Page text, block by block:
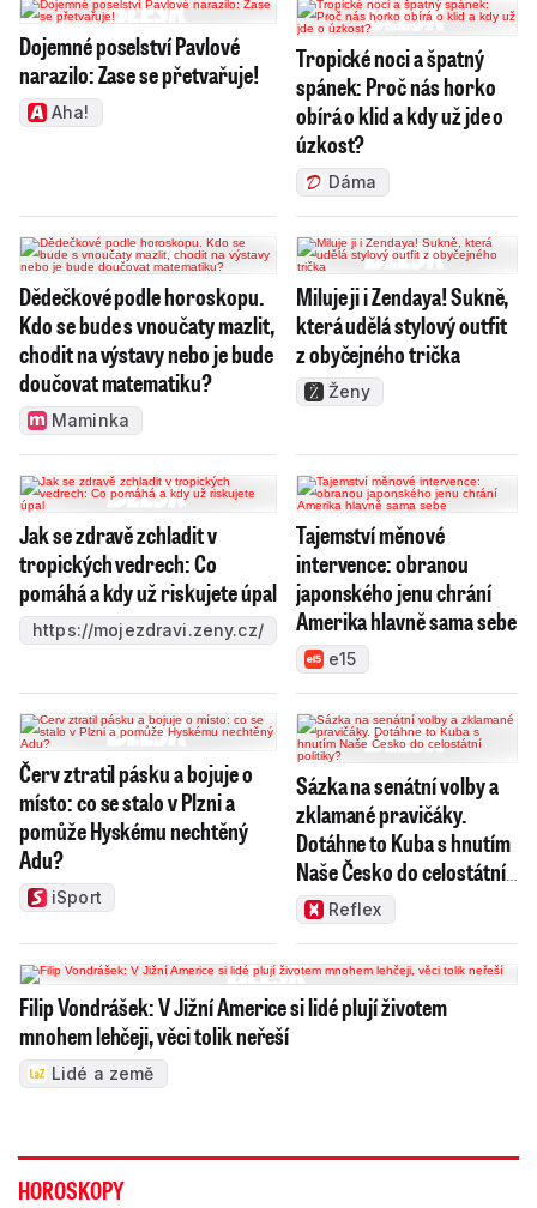
Dojemné poselství Pavlové
narazilo: Zase se přetvařuje!
Aha!
Tropické noci a špatný
spánek: Proč nás horko
obírá o klid a kdy už jde o
úzkost?
Dáma
Dědečkové podle horoskopu.
Kdo se bude s vnoučaty mazlit,
chodit na výstavy nebo je bude
doučovat matematiku?
Maminka
Miluje ji i Zendaya! Sukně,
která udělá stylový outfit
z obyčejného trička
Ženy
Jak se zdravě zchladit v
tropických vedrech: Co
pomáhá a kdy už riskujete úpal
https://mojezdravi.zeny.cz/
Tajemství měnové
intervence: obranou
japonského jenu chrání
Amerika hlavně sama sebe
e15
Červ ztratil pásku a bojuje o
místo: co se stalo v Plzni a
pomůže Hyskému nechtěný
Adu?
iSport
Sázka na senátní volby a
zklamané pravičáky.
Dotáhne to Kuba s hnutím
Naše Česko do celostátní
politiky?
Reflex
Filip Vondrášek: V Jižní Americe si lidé plují životem
mnohem lehčeji, věci tolik neřeší
Lidé a země
HOROSKOPY